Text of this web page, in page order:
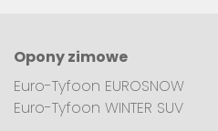
Opony zimowe
Euro-Tyfoon EUROSNOW
Euro-Tyfoon WINTER SUV